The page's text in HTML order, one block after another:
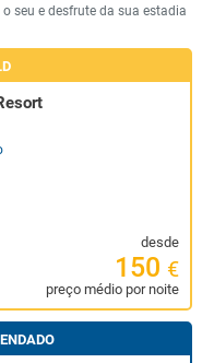
seu e desfrute da sua estadia
desde
150 €
preço médio por noite